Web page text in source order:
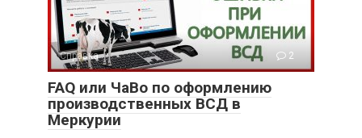
Справка 2
FAQ или ЧаВо по оформлению
производственных ВСД в
Меркурии